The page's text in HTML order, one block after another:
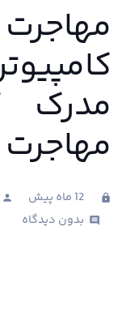
مدرک
مهاجرت
clock 12 ماه پیش person
comments بدون دیدگاه